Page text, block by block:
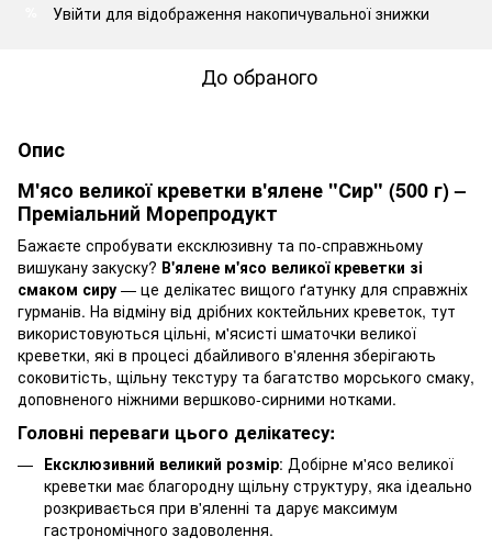
Увійти для відображення накопичувальної знижки
До обраного
Опис
М'ясо великої креветки в'ялене "Сир" (500 г) –
Преміальний Морепродукт
Бажаєте спробувати ексклюзивну та по-справжньому
вишукану закуску? В'ялене м'ясо великої креветки зі
смаком сиру — це делікатес вищого ґатунку для справжніх
гурманів. На відміну від дрібних коктейльних креветок, тут
використовуються цільні, м'ясисті шматочки великої
креветки, які в процесі дбайливого в'ялення зберігають
соковитість, щільну текстуру та багатство морського смаку,
доповненого ніжними вершково-сирними нотками.
Головні переваги цього делікатесу:
Ексклюзивний великий розмір: Добірне м'ясо великої
креветки має благородну щільну структуру, яка ідеально
розкривається при в'яленні та дарує максимум
гастрономічного задоволення.